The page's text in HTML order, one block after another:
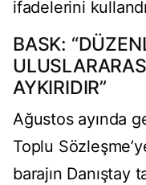
ifadelerini
BASK:
AYKIRIDIR”
Ağustos ayında
Toplu
barajın Danıştay